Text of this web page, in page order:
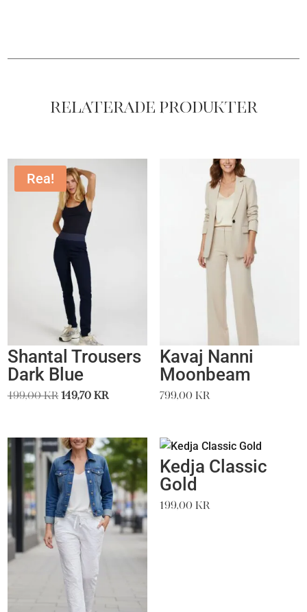
Relaterade produkter
Rea!
Shantal Trousers
Dark Blue
499,00krDet
var:
499,00 kr.
149,70krDet
är:
149,70 kr.
Kavaj Nanni
Moonbeam
799,00 kr
Kedja Classic
Gold
199,00 kr